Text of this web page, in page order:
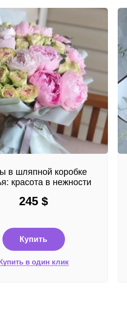
в шляпной коробке
красота в нежности
245 $
Купить
в один клик